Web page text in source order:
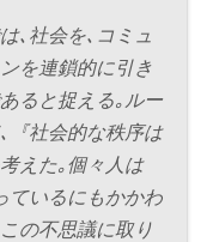
､社会を､コミュ
を連鎖的に引き
ると捉える｡ルー
『社会的な秩序は
えた｡個々人は
ているにもかかわ
の不思議に取り